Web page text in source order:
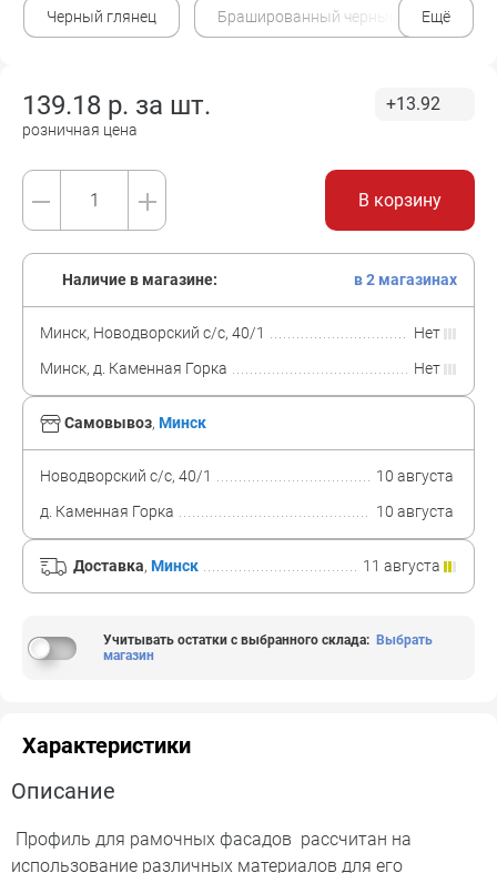
Черный глянец Брашированный черный
Брашированный никель
Ещё
139.18 р. за шт.
розничная цена
+13.92
В корзину
Самовывоз, Минск
Новодворский с/с, 40/1
10 августа
д. Каменная Горка
10 августа
Доставка, Минск 11 августа
Наличие в магазине: в 2 магазинах
Минск, Новодворский с/с, 40/1
Нет
Минск, д. Каменная Горка
Нет
Учитывать остатки с выбранного склада: Выбрать
магазин
Характеристики
Описание
Профиль для рамочных фасадов рассчитан на
использование различных материалов для его